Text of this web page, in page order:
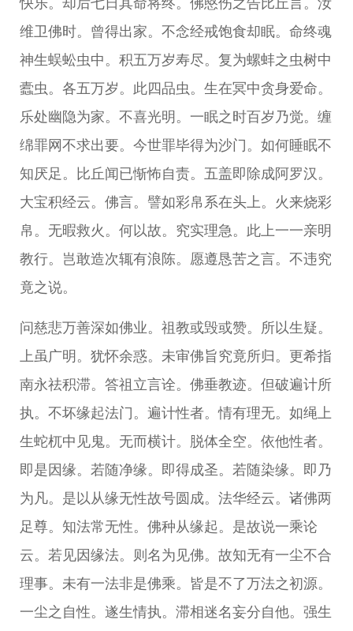
维卫佛时。曾得出家。不念经戒饱食却眠。命终魂
神生蜈蚣虫中。积五万岁寿尽。复为螺蚌之虫树中
蠹虫。各五万岁。此四品虫。生在冥中贪身爱命。
乐处幽隐为家。不喜光明。一眠之时百岁乃觉。缠
绵罪网不求出要。今世罪毕得为沙门。如何睡眠不
知厌足。比丘闻已惭怖自责。五盖即除成阿罗汉。
大宝积经云。佛言。譬如彩帛系在头上。火来烧彩
帛。无暇救火。何以故。究实理急。此上一一亲明
教行。岂敢造次辄有浪陈。愿遵恳苦之言。不违究
竟之说。
问慈悲万善深如佛业。祖教或毁或赞。所以生疑。
上虽广明。犹怀余惑。未审佛旨究竟所归。更希指
南永祛积滞。答祖立言诠。佛垂教迹。但破遍计所
执。不坏缘起法门。遍计性者。情有理无。如绳上
生蛇杌中见鬼。无而横计。脱体全空。依他性者。
即是因缘。若随净缘。即得成圣。若随染缘。即乃
为凡。是以从缘无性故号圆成。法华经云。诸佛两
足尊。知法常无性。佛种从缘起。是故说一乘论
云。若见因缘法。则名为见佛。故知无有一尘不合
理事。未有一法非是佛乘。皆是不了万法之初源。
一尘之自性。遂生情执。滞相迷名妄分自他。强生